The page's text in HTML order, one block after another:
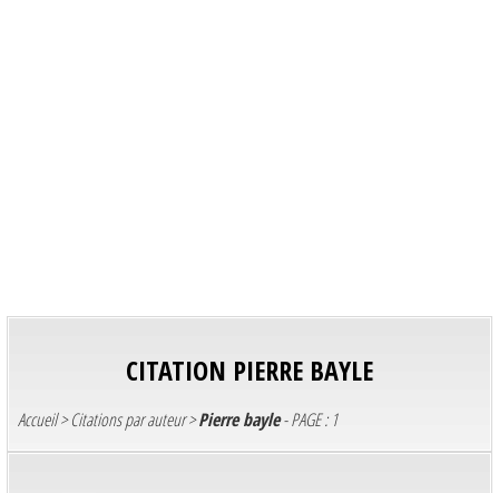
CITATION PIERRE BAYLE
Accueil>Citations par auteur>Pierre bayle- PAGE : 1